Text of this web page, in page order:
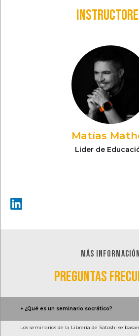
Matías
Lider de
MÁS INFORMACIÓN
PREGUNTAS
+ ¿Qué es un seminario socrático?
Los seminarios de la Librería de Satoshi se